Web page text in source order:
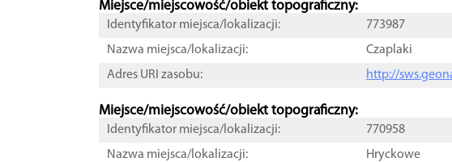
Miejsce/miejscowość/obiekt topograficzny:
Identyfikator miejsca/lokalizacji:
773987
Nazwa miejsca/lokalizacji:
Czaplaki
Adres URI zasobu:
http://
Miejsce/miejscowość/obiekt topograficzny:
Identyfikator miejsca/lokalizacji:
770958
Nazwa miejsca/lokalizacji:
Hryckowe